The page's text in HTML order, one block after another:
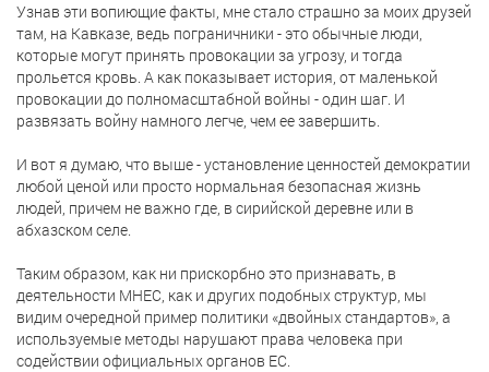
Узнав эти вопиющие факты, мне стало страшно за моих друзей
там, на Кавказе, ведь пограничники - это обычные люди,
которые могут принять провокации за угрозу, и тогда
прольется кровь. А как показывает история, от маленькой
провокации до полномасштабной войны - один шаг. И
развязать войну намного легче, чем ее завершить.
И вот я думаю, что выше - установление ценностей демократии
любой ценой или просто нормальная безопасная жизнь
людей, причем не важно где, в сирийской деревне или в
абхазском селе.
Таким образом, как ни прискорбно это признавать, в
деятельности МНЕС, как и других подобных структур, мы
видим очередной пример политики «двойных стандартов», а
используемые методы нарушают права человека при
содействии официальных органов ЕС.